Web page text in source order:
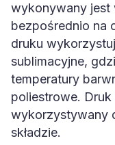
wykonywany jest
bezpośrednio na
druku
sublimacyjne,
temperatury
poliestrowe.
wykorzystywany
składzie.